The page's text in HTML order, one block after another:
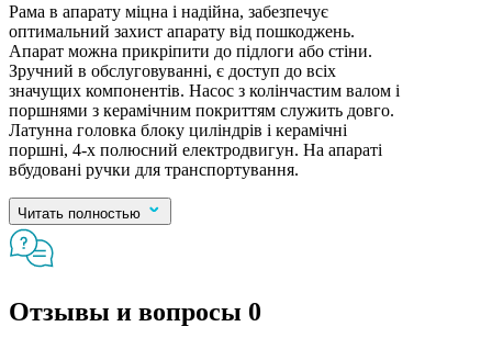
Рама в апарату міцна і надійна, забезпечує
оптимальний захист апарату від пошкоджень.
Апарат можна прикріпити до підлоги або стіни.
Зручний в обслуговуванні, є доступ до всіх
значущих компонентів. Насос з колінчастим валом і
поршнями з керамічним покриттям служить довго.
Латунна головка блоку циліндрів і керамічні
поршні, 4-х полюсний електродвигун. На апараті
вбудовані ручки для транспортування.
Читать полностью
Отзывы и вопросы 0